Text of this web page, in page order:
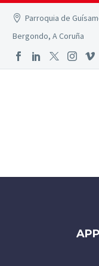
Parroquia de
Bergondo, A Coruña